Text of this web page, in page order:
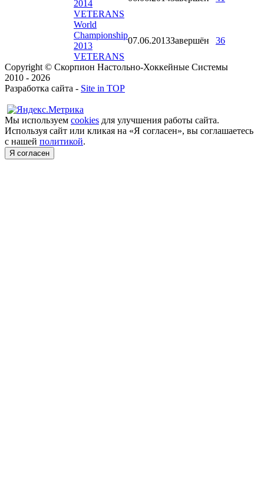
2014
VETERANS
World
Championship
2013
VETERANS
07.06.2013Завершён 36
Copyright © Скорпион Настольно-Хоккейные Системы
2010 - 2026
Разработка сайта - Site in TOP
Мы используем cookies для улучшения работы сайта.
Используя сайт или кликая на «Я согласен», вы соглашаетесь
с нашей политикой.
Я согласен